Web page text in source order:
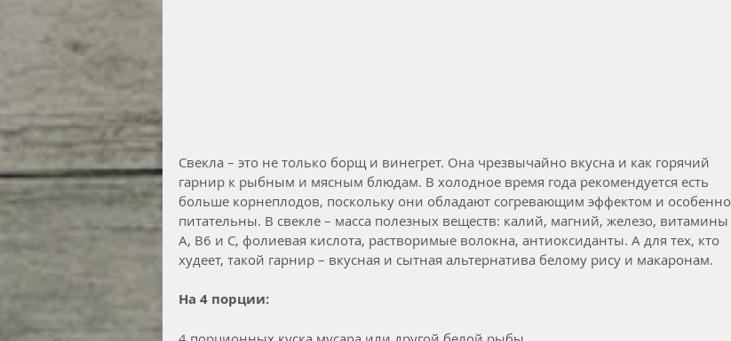
Свекла – это не только борщ и винегрет. Она чрезвычайно вкусна и как горячий
гарнир к рыбным и мясным блюдам. В холодное время года рекомендуется есть
больше корнеплодов, поскольку они обладают согревающим эффектом и особенно
питательны. В свекле – масса полезных веществ: калий, магний, железо, витамины
А, В6 и С, фолиевая кислота, растворимые волокна, антиоксиданты. А для тех, кто
худеет, такой гарнир – вкусная и сытная альтернатива белому рису и макаронам.
На 4 порции: